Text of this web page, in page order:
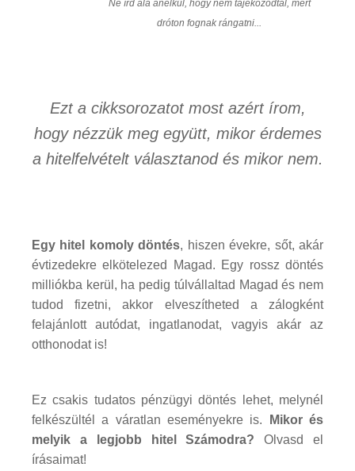
Ne írd alá anélkül, hogy nem tájékozódtál, mert
dróton fognak rángatni...
Ezt a cikksorozatot most azért írom,
hogy nézzük meg együtt, mikor érdemes
a hitelfelvételt választanod és mikor nem.
Egy hitel komoly döntés, hiszen évekre, sőt, akár
évtizedekre elkötelezed Magad. Egy rossz döntés
milliókba kerül, ha pedig túlvállaltad Magad és nem
tudod fizetni, akkor elveszítheted a zálogként
felajánlott autódat, ingatlanodat, vagyis akár az
otthonodat is!
Ez csakis tudatos pénzügyi döntés lehet, melynél
felkészültél a váratlan eseményekre is.
Mikor és
melyik a legjobb hitel Számodra? Olvasd el
írásaimat!